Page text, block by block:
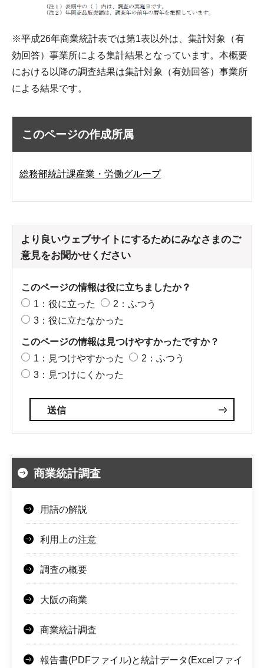
※平成26年商業統計表では第1表以外は、集計対象（有
効回答）事業所による集計結果となっています。本概要
における以降の調査結果は集計対象（有効回答）事業所
による結果です。
このページの作成所属
総務部統計課産業・労働グループ
より良いウェブサイトにするためにみなさまのご
意見をお聞かせください
このページの情報は役に立ちましたか？
1：役に立った
2：ふつう
3：役に立たなかった
このページの情報は見つけやすかったですか？
1：見つけやすかった
2：ふつう
3：見つけにくかった
商業統計調査
用語の解説
利用上の注意
調査の概要
大阪の商業
商業統計調査
報告書(PDFファイル)と統計データ(Excelファイ